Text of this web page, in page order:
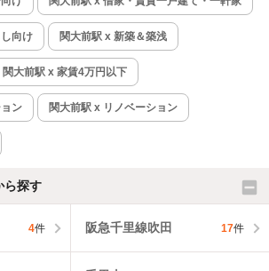
向け 関大前駅 x 新築＆築浅
関大前駅 x 家賃4万円以下
ン 関大前駅 x リノベーション
ら探す
4件 阪急千里線吹田 17件